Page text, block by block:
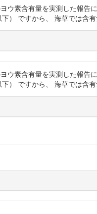
ウ素含有量を実測した報告
） ですから、 海草では含
ウ素含有量を実測した報告
） ですから、 海草では含